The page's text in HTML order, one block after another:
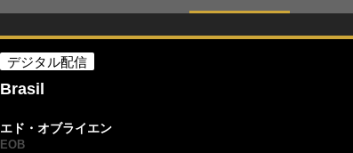
デジタル配信
Brasil
エド・オブライエン
EOB